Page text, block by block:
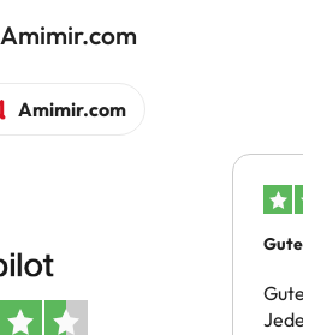
Amimir.com
Gutes
Gute